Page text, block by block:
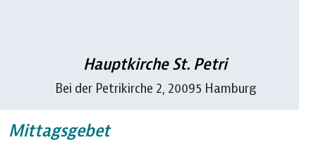
Hauptkirche St. Petri
Bei der Petrikirche 2, 20095 Hamburg
Mittagsgebet